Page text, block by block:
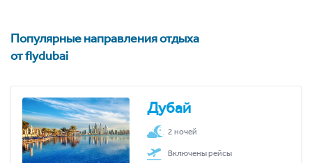
Популярные направления отдыха
от flydubai
Дубай
2 ночей
Включены рейсы